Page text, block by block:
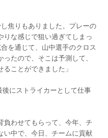
焦りもありました。プレーの
な感じで狙い過ぎてしまっ
を通じて、山中選手のクロス
たので、そこは予測して、
ことができました」
にストライカーとして仕事
負わせてもらって、今年、チ
い中で、今日、チームに貢献